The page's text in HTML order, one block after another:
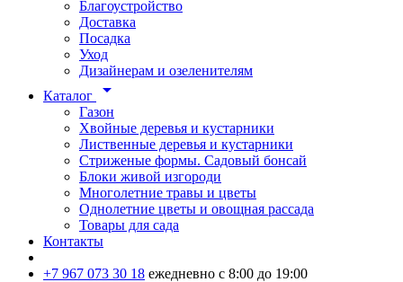
Благоустройство
Доставка
Посадка
Уход
Дизайнерам и озеленителям
Каталог
arrow_drop_down
Газон
Хвойные деревья и кустарники
Лиственные деревья и кустарники
Стриженые формы. Садовый бонсай
Блоки живой изгороди
Многолетние травы и цветы
Однолетние цветы и овощная рассада
Товары для сада
Контакты
+7 967 073 30 18 ежедневно с 8:00 до 19:00